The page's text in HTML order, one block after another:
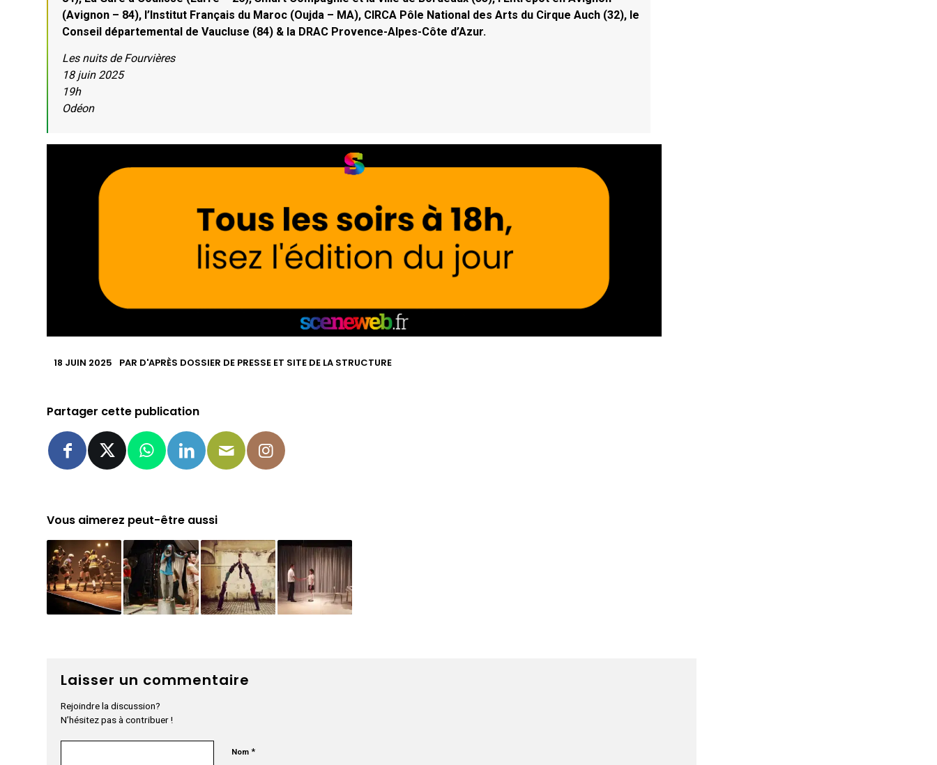
(Avignon – 84), l’Institut Français du Maroc (Oujda – MA), CIRCA Pôle National des Arts du Cirque Auch (32), le
Conseil départemental de Vaucluse (84) & la DRAC Provence-Alpes-Côte d’Azur.
Les nuits de Fourvières
18 juin 2025
19h
Odéon
18 JUIN 2025 PAR D'APRÈS DOSSIER DE PRESSE ET SITE DE LA STRUCTURE
Partager cette publication
Vous aimerez peut-être aussi
Laisser un commentaire
Rejoindre la discussion?
N’hésitez pas à contribuer !
Nom*